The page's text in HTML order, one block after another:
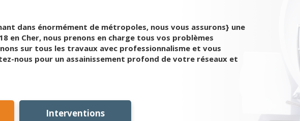
dans énormément de métropoles, nous vous assurons} une
Cher, nous prenons en charge tous vos problèmes
sur tous les travaux avec professionnalisme et vous
nous pour un assainissement profond de votre réseaux et
Interventions